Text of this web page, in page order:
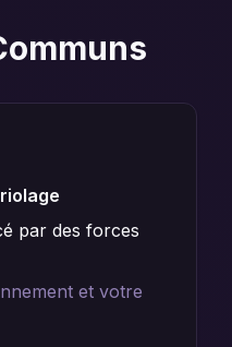
par des forces
et votre